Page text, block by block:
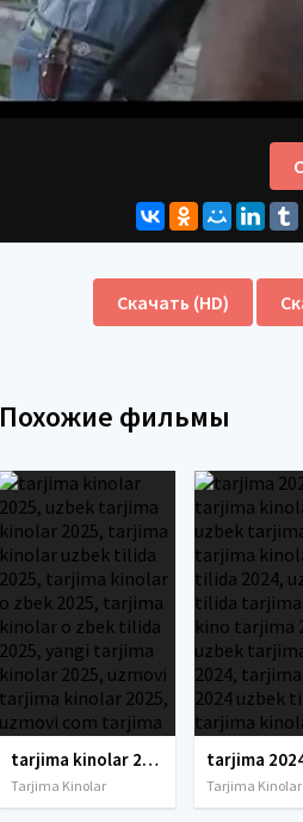
Скачать (HD)
Похожие фильмы
tarjima kinolar 2025, uzbek tarjima kinolar 2025, tarjima kinolar uzbek tilida 2025, tarjima kinolar o zbek 2025, tarjima kinolar o zbek tilida 2025, yangi tarjima kinolar 2025, uzmovi tarjima kinolar 2025, uzmovi com tarjima kinolar 2025, uzbekcha t
Tarjima Kinolar Tarjima Kinolar